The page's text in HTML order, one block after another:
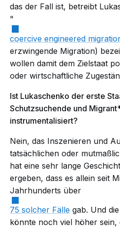
das der Fall ist, betreibt
"
coercive engineered
erzwingende Migration)
wollen damit dem Zielstaat
oder wirtschaftliche
Ist Lukaschenko der erste
Schutzsuchende und
instrumentalisiert?
Nein, das Inszenieren und
tatsächlichen oder
hat eine sehr lange
ergeben, dass es allein seit
Jahrhunderts über
75 solcher Fälle gab. Und
könnte noch viel höher sein,